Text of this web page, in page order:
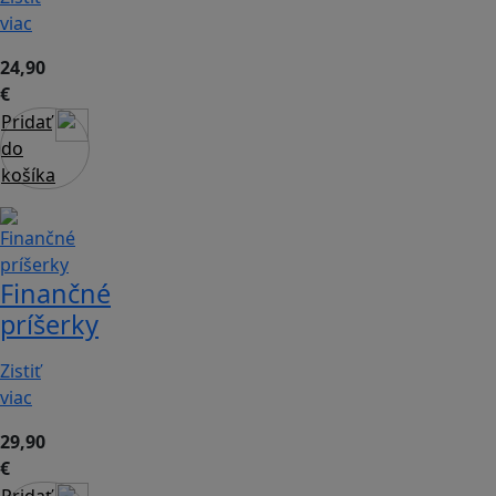
viac
24,90
€
Pridať
do
košíka
Finančné
príšerky
Zistiť
viac
29,90
€